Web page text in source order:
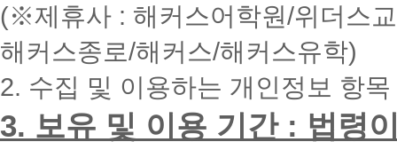
간
내
에
화
드
리
겠
(※제휴사 : 해커스어학원/위더스
해커스종로/해커스/해커스유학)
2. 수집 및 이용하는 개인정보 항
3. 보유 및 이용 기간 : 법령